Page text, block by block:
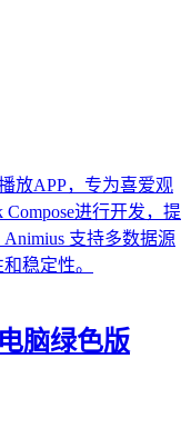
放APP，专为喜爱观
进行开发，提
支持多数据源
稳定性。
脑绿色版